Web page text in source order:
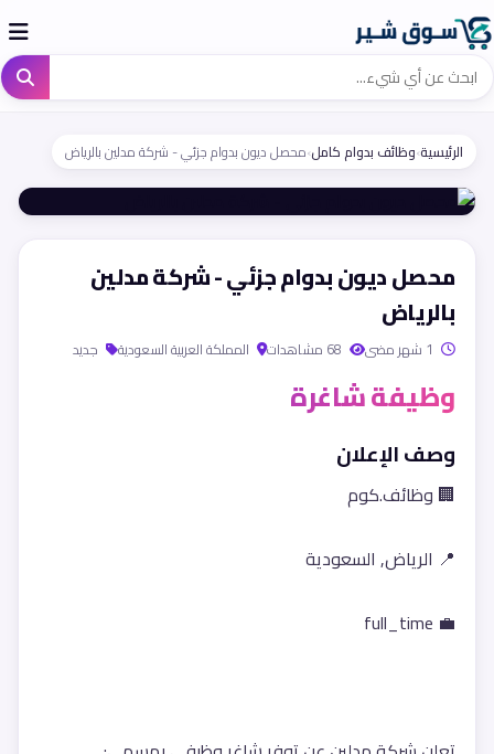
الرئيسية›وظائف بدوام كامل›محصل ديون بدوام جزئي - شركة مدلين بالرياض
محصل ديون بدوام جزئي - شركة مدلين
بالرياض
المملكة العربية السعودية جديد
وظيفة شاغرة
وصف الإعلان
🏢 وظائف.كوم
📍 الرياض, السعودية
💼 full_time